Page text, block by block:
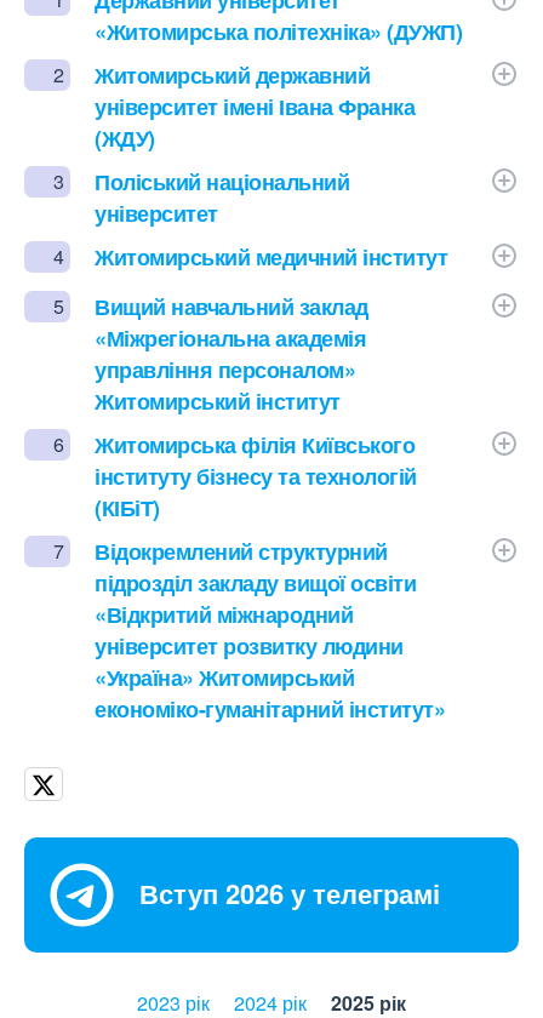
«Житомирська політехніка» (ДУЖП)
2
Житомирський державний
університет імені Івана Франка
(ЖДУ)
3
Поліський національний
університет
4 Житомирський медичний інститут
5
Вищий навчальний заклад
«Міжрегіональна академія
управління персоналом»
Житомирський інститут
6
Житомирська філія Київського
інституту бізнесу та технологій
(КІБіТ)
7
Відокремлений структурний
підрозділ закладу вищої освіти
«Відкритий міжнародний
університет розвитку людини
«Україна» Житомирський
економіко-гуманітарний інститут»
Вступ 2026 у телеграмі
2023 рік 2024 рік 2025 рік